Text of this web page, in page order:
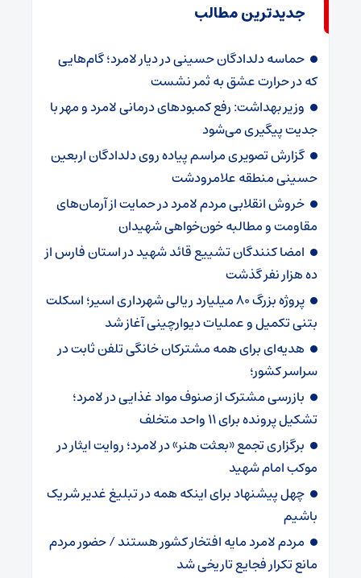
جدیدترین مطالب
حماسه دلدادگان حسینی در دیار لامرد؛ گام‌هایی
که در حرارت عشق به ثمر نشست
وزیر بهداشت: رفع کمبودهای درمانی لامرد و مهر با
جدیت پیگیری می‌شود
گزارش تصویری مراسم پیاده روی دلدادگان اربعین
حسینی منطقه علامرودشت
خروش انقلابی مردم لامرد در حمایت از آرمان‌های
مقاومت و مطالبه خون‌خواهی شهیدان
امضا کنندگان تشییع قائد شهید در استان فارس از
ده هزار نفر گذشت
پروژه بزرگ ۸۰ میلیارد ریالی شهرداری اسیر؛ اسکلت
بتنی تکمیل و عملیات دیوارچینی آغاز شد
هدیه‌ای برای همه مشترکان خانگی تلفن ثابت در
سراسر کشور؛
بازرسی مشترک از صنوف مواد غذایی در لامرد؛
تشکیل پرونده برای ۱۱ واحد متخلف
برگزاری تجمع «بعثت هنر» در لامرد؛ روایت ایثار در
موکب امام شهید
چهل پیشنهاد برای اینکه همه در تبلیغ غدیر شریک
باشیم
مردم لامرد مایه افتخار کشور هستند / حضور مردم
مانع تکرار فجایع تاریخی شد